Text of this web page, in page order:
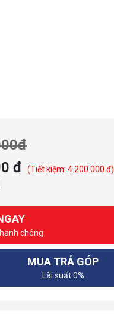
đ
(Tiết kiệm: 4.200.000 đ)
chóng
MUA TRẢ GÓP
Lãi suất 0%